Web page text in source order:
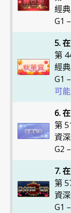
經
G1
5.
第
經
G1
可
6.
第
資
G2
7.
第
資
G1